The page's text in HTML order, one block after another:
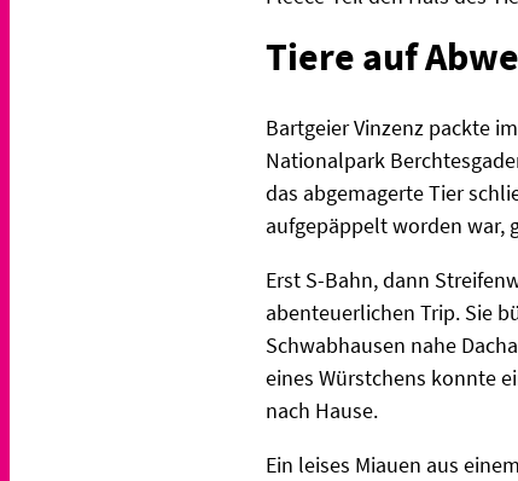
Tiere auf
Bartgeier Vinzenz packte
Nationalpark
das abgemagerte Tier
aufgepäppelt worden war,
Erst S-Bahn, dann
abenteuerlichen Trip. Sie
Schwabhausen nahe
eines Würstchens konnte
nach Hause.
Ein leises Miauen aus